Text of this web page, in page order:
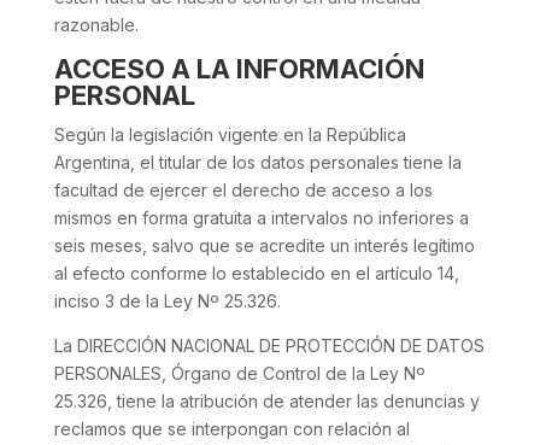
razonable.
ACCESO A LA INFORMACIÓN
PERSONAL
Según la legislación vigente en la República
Argentina, el titular de los datos personales tiene la
facultad de ejercer el derecho de acceso a los
mismos en forma gratuita a intervalos no inferiores a
seis meses, salvo que se acredite un interés legítimo
al efecto conforme lo establecido en el artículo 14,
inciso 3 de la Ley Nº 25.326.
La DIRECCIÓN NACIONAL DE PROTECCIÓN DE DATOS
PERSONALES, Órgano de Control de la Ley Nº
25.326, tiene la atribución de atender las denuncias y
reclamos que se interpongan con relación al